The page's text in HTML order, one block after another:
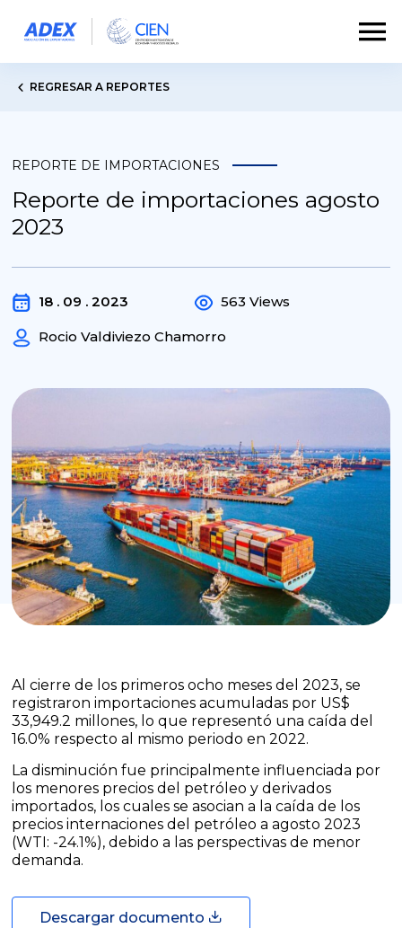
REGRESAR A REPORTES
REPORTE DE IMPORTACIONES
Reporte de importaciones agosto
2023
18 . 09 . 2023
Rocio Valdiviezo Chamorro
563 Views
Al cierre de los primeros ocho meses del 2023, se
registraron importaciones acumuladas por US$
33,949.2 millones, lo que representó una caída del
16.0% respecto al mismo periodo en 2022.
La disminución fue principalmente influenciada por
los menores precios del petróleo y derivados
importados, los cuales se asocian a la caída de los
precios internaciones del petróleo a agosto 2023
(WTI: -24.1%), debido a las perspectivas de menor
demanda.
Descargar documento